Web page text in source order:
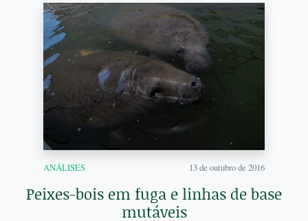
ANÁLISES 13 de outubro de 2016
Peixes-bois em fuga e linhas de base
mutáveis